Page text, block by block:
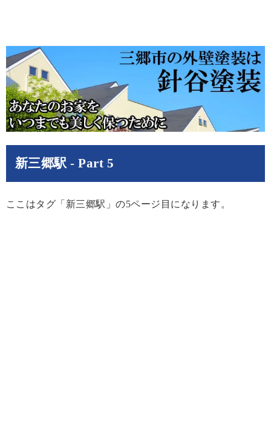
新三郷駅 - Part 5
ここはタグ「新三郷駅」の5ページ目になります。